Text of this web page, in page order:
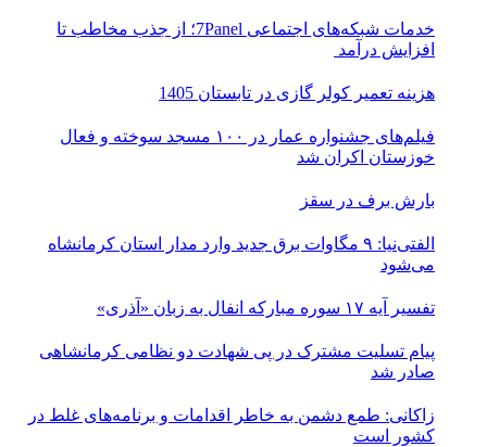
خدمات شبکه‌های اجتماعی 7Panel؛ از جذب مخاطب تا
افزایش درآمد
هزینه تعمیر کولر گازی در تابستان 1405
فیلم‌های جشنواره عمار در ۱۰۰ مسجد سوخته و فعال
خوزستان اکران شد
بارش برف در سقز
الفتی‌نیا: ۹ مگاوات برق جدید وارد مدار استان کرمانشاه
می‌شود
تفسیر آیه ۱۷ سوره مبارکه انفال به زبان «آذری»
پیام تسلیت مشترک در پی شهادت دو نظامی کرمانشاهی
صادر شد
زاکانی: طمع دشمن به خاطر اقدامات و برنامه‌های غلط در
کشور است